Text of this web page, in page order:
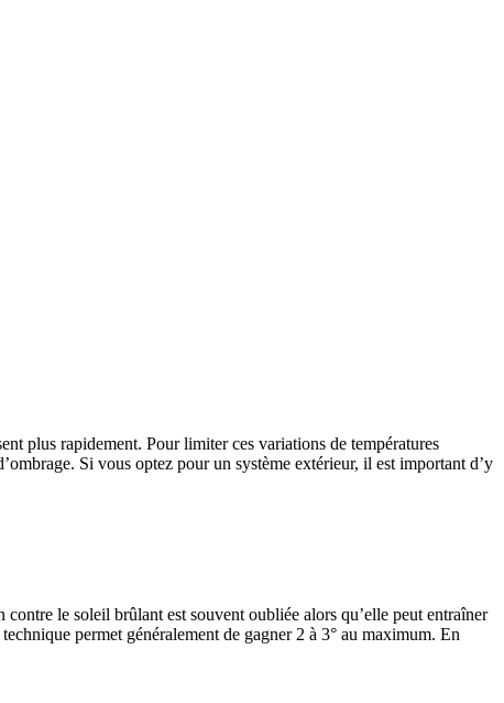
plus rapidement. Pour limiter ces variations de températures
Si vous optez pour un système extérieur, il est important d’y
le soleil brûlant est souvent oubliée alors qu’elle peut entraîner
permet généralement de gagner 2 à 3° au maximum. En